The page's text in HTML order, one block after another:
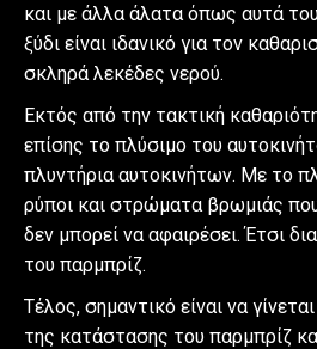
και με άλλα άλατα όπως αυτά του
ξύδι είναι ιδανικό για τον
σκληρά λεκέδες νερού.
Εκτός από την τακτική
επίσης το πλύσιμο του
πλυντήρια αυτοκινήτων. Με το
ρύποι και στρώματα βρωμιάς
δεν μπορεί να αφαιρέσει. Έτσι
του παρμπρίζ.
Τέλος, σημαντικό είναι να
της κατάστασης του παρμπρίζ